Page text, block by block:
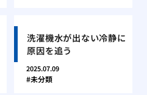
洗濯機水が出ない冷静に
原因を追う
2025.07.09
未分類